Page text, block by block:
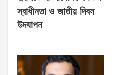
স্বাধীনতা ও জাতীয় দিবস
উদযাপন